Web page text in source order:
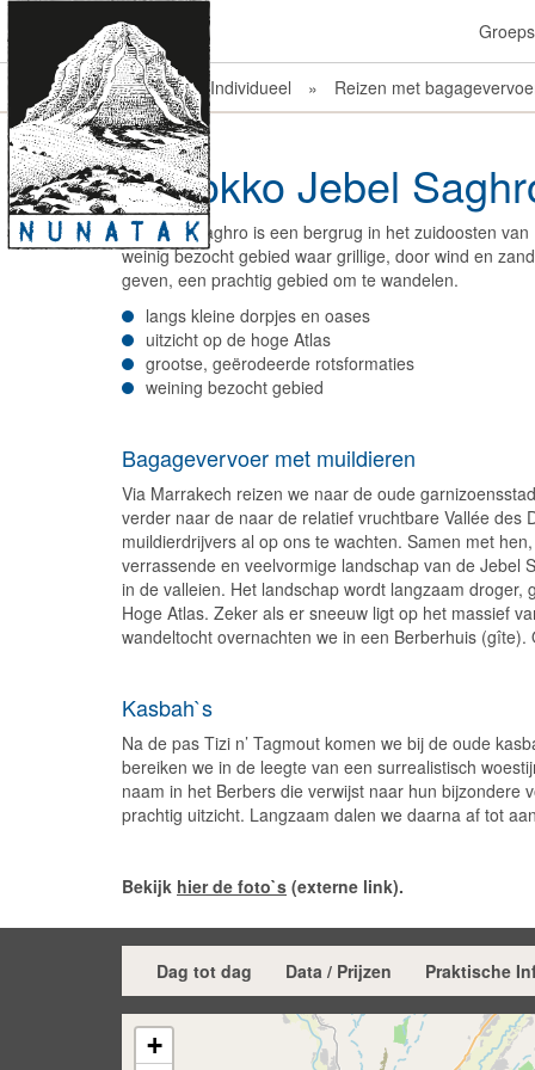
Previous
Home » Individueel » Reizen met
Marokko Jebel
De Jebel Saghro is een bergrug in het zuidoosten
weinig bezocht gebied waar grillige, door wind en
geven, een prachtig gebied om te wandelen.
langs kleine dorpjes en oases
uitzicht op de hoge Atlas
grootse, geërodeerde rotsformaties
weining bezocht gebied
Bagagevervoer met muildieren
Via Marrakech reizen we naar de oude
verder naar de naar de relatief vruchtbare Vallée des
muildierdrijvers al op ons te wachten. Samen met
verrassende en veelvormige landschap van de Jebel
in de valleien. Het landschap wordt langzaam
Hoge Atlas. Zeker als er sneeuw ligt op het massief
wandeltocht overnachten we in een Berberhuis
Kasbah`s
Na de pas Tizi n’ Tagmout komen we bij de oude
bereiken we in de leegte van een surrealistisch
naam in het Berbers die verwijst naar hun
prachtig uitzicht. Langzaam dalen we daarna af tot
Bekijk hier de foto`s (externe link).
Dag tot dag Data / Prijzen Praktische
+